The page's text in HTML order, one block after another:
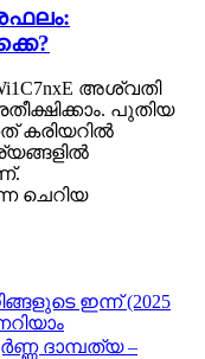
അശ്വതി
പുതിയ
കരിയറിൽ
ചെറിയ
ഇന്ന്‌ (2025
ദാമ്പത്യ –